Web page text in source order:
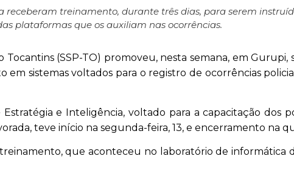
receberam treinamento, durante três dias, para serem
plataformas que os auxiliam nas ocorrências.
(SSP-TO) promoveu, nesta semana, em Gurupi,
sistemas voltados para o registro de ocorrências
e Inteligência, voltado para a capacitação dos
teve início na segunda-feira, 13, e encerramento na
que aconteceu no laboratório de informática